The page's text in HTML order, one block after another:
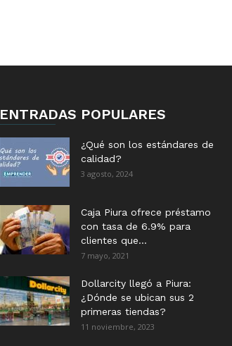
ENTRADAS POPULARES
¿Qué son los estándares de
calidad?
3 agosto, 2024
Caja Piura ofrece préstamo
con tasa de 6.9% para
clientes que...
7 mayo, 2021
Dollarcity llegó a Piura:
¿Dónde se ubican sus 2
primeras tiendas?
11 noviembre, 2023